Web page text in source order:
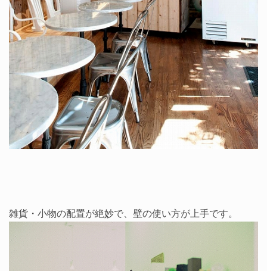
雑貨・小物の配置が絶妙で、壁の使い方が上手です。